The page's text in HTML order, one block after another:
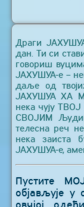
Драги
дан. Ти си
говориш
ЈАХУШУА-е –
даље од
ЈАХУШУА ХА
нека чују
СВОЈИМ
телесна реч
нека
ЈАХУШУА-е,
Пустите
објављује у